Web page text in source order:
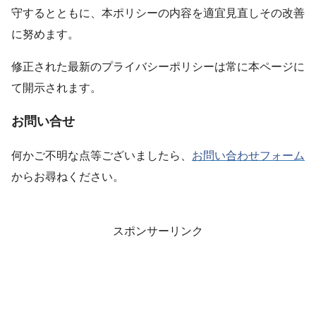
守するとともに、本ポリシーの内容を適宜見直しその改善
に努めます。
修正された最新のプライバシーポリシーは常に本ページに
て開示されます。
お問い合せ
何かご不明な点等ございましたら、 お問い合わせフォーム
からお尋ねください。
スポンサーリンク